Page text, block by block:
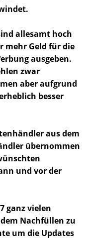
allesamt hoch
mehr Geld für die
ausgeben.
zwar
aber aufgrund
besser
aus dem
übernommen
und vor der
ganz vielen
Nachfüllen zu
um die Updates